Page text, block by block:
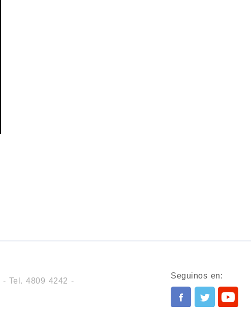
- Tel. 4809 4242 -
Seguinos en: